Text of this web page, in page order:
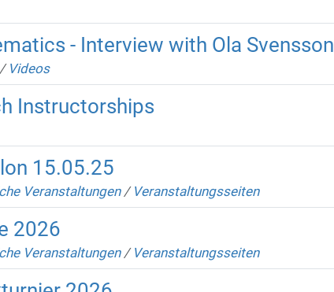
- Interview with Ola Svensson
/ Videos
Instructorships
15.05.25
Veranstaltungen / Veranstaltungsseiten
2026
Veranstaltungen / Veranstaltungsseiten